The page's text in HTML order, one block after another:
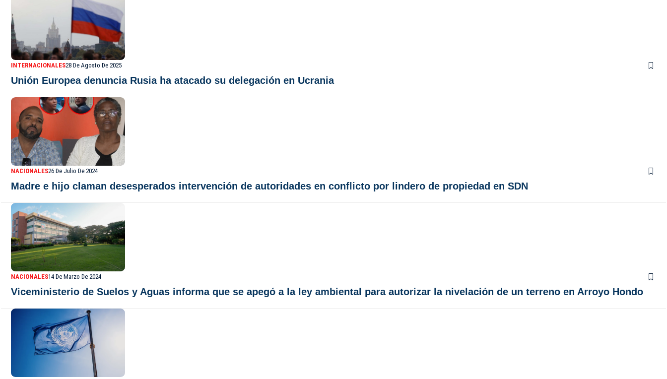
INTERNACIONALES28 De Agosto De 2025
Unión Europea denuncia Rusia ha atacado su delegación en Ucrania
NACIONALES26 De Julio De 2024
Madre e hijo claman desesperados intervención de autoridades en conflicto por lindero de propiedad en SDN
NACIONALES14 De Marzo De 2024
Viceministerio de Suelos y Aguas informa que se apegó a la ley ambiental para autorizar la nivelación de un terreno en Arroyo Hondo